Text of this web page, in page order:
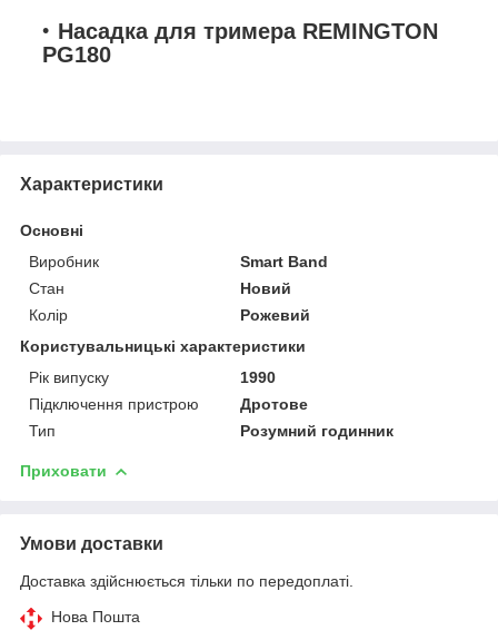
Насадка для тримера REMINGTON
PG180
Характеристики
Основні
Виробник
Smart Band
Стан
Новий
Колір
Рожевий
Користувальницькі характеристики
Рік випуску
1990
Підключення пристрою
Дротове
Тип
Розумний годинник
Приховати
Умови доставки
Доставка здійснюється тільки по передоплаті.
Нова Пошта